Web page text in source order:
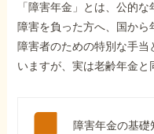
「障害年金」とは、公的
障害を負った方へ、国から
障害者のための特別な手
いますが、実は老齢年金と
障害年金の基礎